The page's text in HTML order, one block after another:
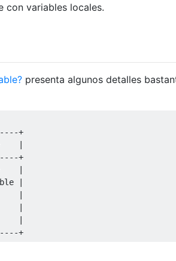
con variables locales.
presenta algunos detalles
+
|
+
|
|
|
|
|
+